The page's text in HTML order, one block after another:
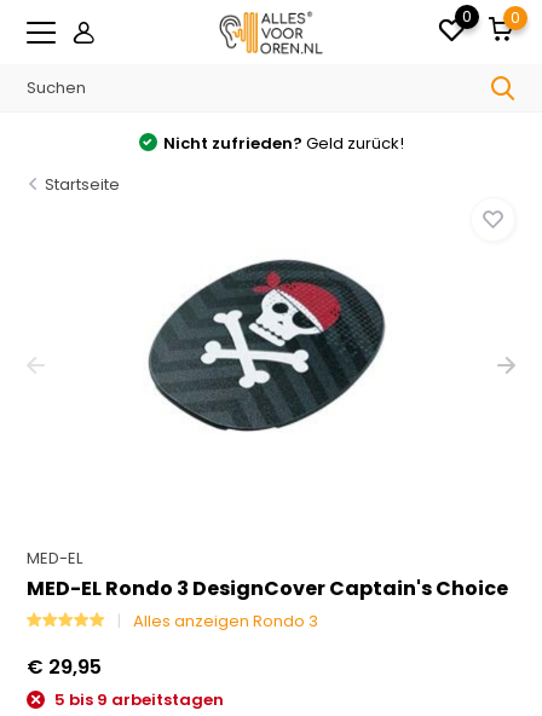
0 0
Nicht zufrieden? Geld zurück!
Startseite
MED-EL
MED-EL Rondo 3 DesignCover Captain's Choice
Alles anzeigen Rondo 3
€ 29,95
5 bis 9 arbeitstagen